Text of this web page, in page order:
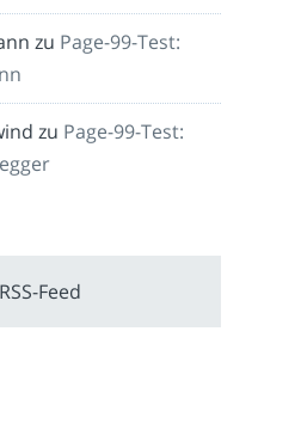
zu Page-99-Test:
zu Page-99-Test:
RSS-Feed